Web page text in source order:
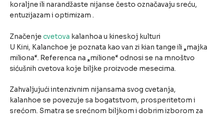
koraljne ili narandžaste nijanse često označavaju sreću,
entuzijazam i optimizam .
Značenje cvetova kalanhoa u kineskoj kulturi
U Kini, Kalanchoe je poznata kao van zi kian tange ili „majka
miliona“. Referenca na „milione“ odnosi se na mnoštvo
sićušnih cvetova koje biljke proizvode mesecima.
Zahvaljujući intenzivnim nijansama svog cvetanja,
kalanhoe se povezuje sa bogatstvom, prosperitetom i
srećom. Smatra se srećnom biljkom i dobrim izborom za